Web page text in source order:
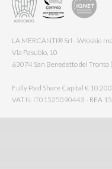
LA MERCANTI® Srl - Włoskie
Via Pasubio, 10
63074 San Benedetto del Tronto
Fully Paid Share Capital € 10.200
VAT N. IT01525090443 - REA